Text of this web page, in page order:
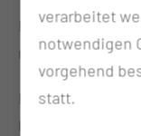
Regelmäßige
reduzieren.
Für unser
keine
verarbeitet
notwendigen
vorgehend
statt.